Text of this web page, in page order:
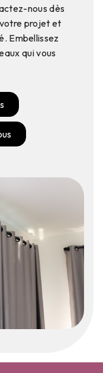
nous dès
projet et
Embellissez
qui vous